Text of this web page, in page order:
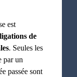
est
de
. Seules les
par un
passée sont